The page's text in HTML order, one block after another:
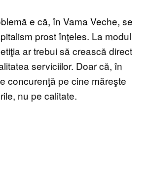
e că, în Vama Veche, se
prost înţeles. La modul
ar trebui să crească direct
serviciilor. Doar că, în
concurenţă pe cine măreşte
nu pe calitate.